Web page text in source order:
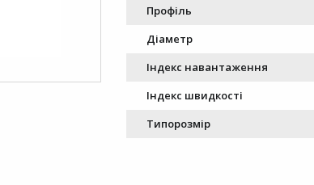
Профіль
Діаметр
Індекс навантаження
Індекс швидкості
Типорозмір